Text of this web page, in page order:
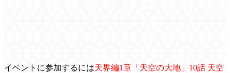
イベントに参加するには天界編1章「天空の大地」10話 天空